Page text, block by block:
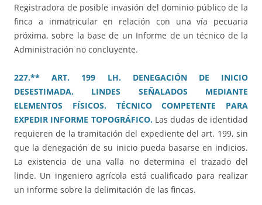
Registradora de posible invasión del dominio público de la
finca a inmatricular en relación con una vía pecuaria
próxima, sobre la base de un Informe de un técnico de la
Administración no concluyente.
227.** ART. 199 LH. DENEGACIÓN DE INICIO
DESESTIMADA. LINDES SEÑALADOS MEDIANTE
ELEMENTOS FÍSICOS. TÉCNICO COMPETENTE PARA
EXPEDIR INFORME TOPOGRÁFICO. Las dudas de identidad
requieren de la tramitación del expediente del art. 199, sin
que la denegación de su inicio pueda basarse en indicios.
La existencia de una valla no determina el trazado del
linde. Un ingeniero agrícola está cualificado para realizar
un informe sobre la delimitación de las fincas.